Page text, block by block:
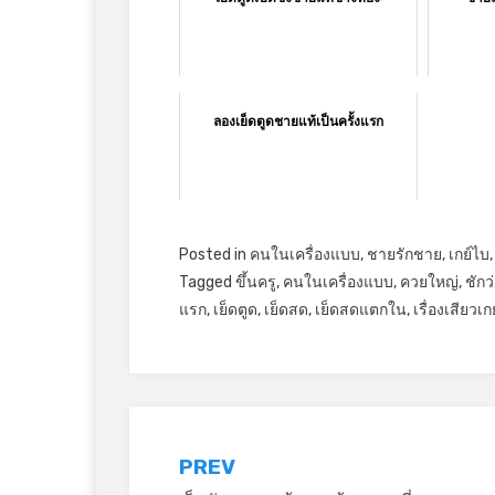
ลองเย็ดตูดชายแท้เป็นครั้งแรก
Posted in คนในเครื่องแบบ, ชายรักชาย, เกย์ไบ,
Tagged ขึ้นครู, คนในเครื่องแบบ, ควยใหญ่, ชัก
แรก, เย็ดตูด, เย็ดสด, เย็ดสดแตกใน, เรื่องเสียวเ
แนะแนว
PREV